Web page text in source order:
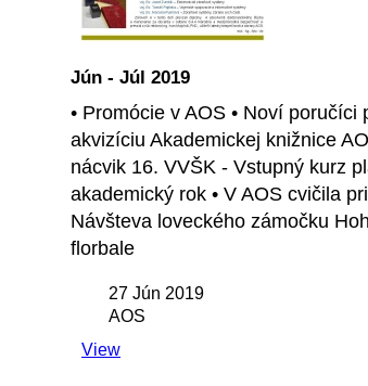
Jún - Júl 2019
• Promócie v AOS • Noví
akvizíciu Akademickej knižnice
nácvik 16. VVŠK - Vstupný kurz
akademický rok • V AOS cvičila
Návšteva loveckého zámočku
florbale
27 Jún 2019
AOS
View